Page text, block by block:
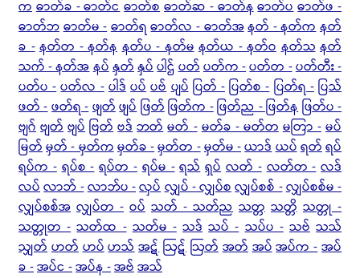
ကဓာတ်ခ - ဓာတ်ငဓာတ်စဓာတ်ဆ - ဓာတ်နဓာတ်ပဓာတ်ဖ -
ဓာတ်ဘဓာတ်မ -ဓာတ်ရ ဓာတ်လ - ဓာတ်အနတ် - နတ်ကနတ်
ခ - နတ်တ - နတ်န နတ်ပ - နတ်မ နတ်ယ - နတ်ဝ နတ်သ နတ်
သက် - နတ်အနပ်နှတ်နှပ်ပါဌ်ပတ်ပတ်က -ပတ်တ -ပတ်တီး -
ပတ်ပ - ပတ်လ - ပါဒ် ပပ် ပဗ် ပျပ် ပြတ် - ပြတ်စ - ပြတ်ရ - ပြသ်
ဖတ် -ဖတ်ရ -ဖျတ်ဖျပ်ဖြတ်ဖြတ်က -ဖြတ်ည - ဖြတ်နဖြတ်ပ -
ဗျဂ် ဗျတ် ဗျပ် ဗြတ် ဗဒ် ဘတ် မတ် - မတ်ခ - မတ်တ မတြာ - မပ်
မြတ်မှတ် - မှတ်ကမှတ်ခ -မှတ်တ -မှတ်မ -ယာဒ်ယပ်ရတ်ရပ်
ရပ်က - ရပ်စ - ရပ်တ - ရပ်မ - ရသ် ရှပ် လတ် - လတ်တ - လဒ်
လပ်လာဘ် -လာဘ်ပ -လှပ်လျှပ် - လျှပ်စလျှပ်စစ် -လျှပ်စစ်မ -
လျှပ်စစ်အ လျှပ်တ - ဝပ် သတ် - သတ်ည သတ္တ သတ္တိ သတ္တု -
သတ္တုတ - သတ်ထ - သတ်မ - သဒ် သပ် - သပ်ပ - သဗ် သသ်
သျှတ်ဟတ်ဟပ်ဟသ်အဋ်ဩဋ်ဩတ်အတ်အပ်အပ်က -အပ်
ခ -အပ်င -အပ်န -အဗ်အသ်